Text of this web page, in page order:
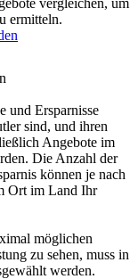
ermitteln.
und Ersparnisse
sind, und ihren
Angebote im
Die Anzahl der
können je nach
Ort im Land Ihr
möglichen
zu sehen, muss in
werden.